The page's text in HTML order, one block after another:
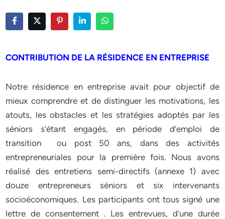
CONTRIBUTION DE LA RÉSIDENCE EN ENTREPRISE
Notre résidence en entreprise avait pour objectif de
mieux comprendre et de distinguer les motivations, les
atouts, les obstacles et les stratégies adoptés par les
séniors s’étant engagés, en période d’emploi de
transition ou post 50 ans, dans des activités
entrepreneuriales pour la première fois. Nous avons
réalisé des entretiens semi-directifs (annexe 1) avec
douze entrepreneurs séniors et six intervenants
socioéconomiques. Les participants ont tous signé une
lettre de consentement . Les entrevues, d’une durée